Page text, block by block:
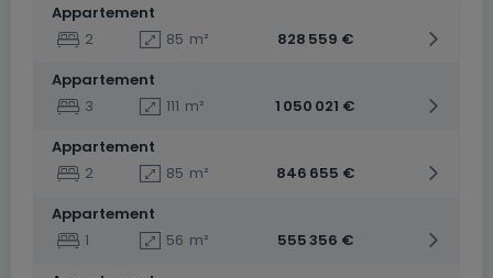
Appartement
2
85 m²
828 559 €
Appartement
3
111 m²
1 050 021 €
Appartement
2
85 m²
846 655 €
Appartement
1
56 m²
555 356 €